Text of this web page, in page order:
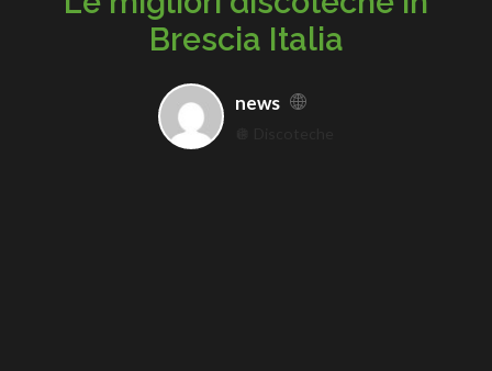
Brescia Italia
news